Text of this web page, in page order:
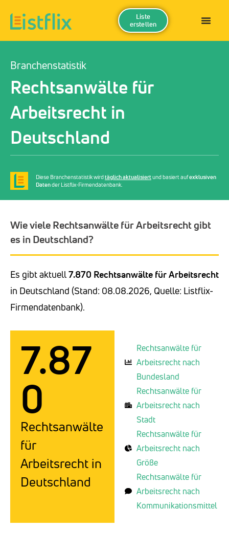
Liste
erstellen
Branchenstatistik
Rechtsanwälte für
Arbeitsrecht in
Deutschland
Diese Branchenstatistik wirdtäglich aktualisiertund basiert aufexklusiven
Datender Listflix-Firmendatenbank.
Wie viele Rechtsanwälte für Arbeitsrecht gibt
es in Deutschland?
Es gibt aktuell7.870 Rechtsanwälte für Arbeitsrecht
in Deutschland (Stand: 08.08.2026, Quelle: Listflix-
Firmendatenbank).
7.87
0
Rechtsanwälte
für
Arbeitsrecht in
Deutschland
Rechtsanwälte für
Arbeitsrecht nach
Bundesland
Rechtsanwälte für
Arbeitsrecht nach
Stadt
Rechtsanwälte für
Arbeitsrecht nach
Größe
Rechtsanwälte für
Arbeitsrecht nach
Kommunikationsmittel